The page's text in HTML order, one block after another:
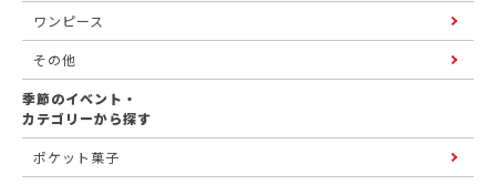
ワンピース
その他
季節のイベント・
カテゴリーから探す
ポケット菓子